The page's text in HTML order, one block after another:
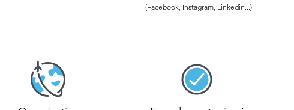
(Facebook, Instagram, Linkedin...)